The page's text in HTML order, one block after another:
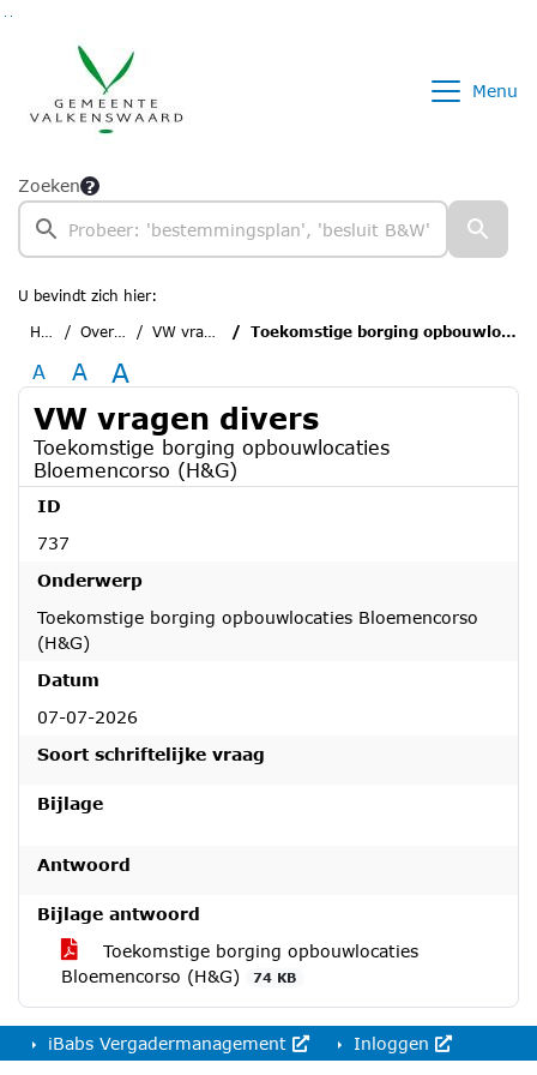
Menu
Zoeken
U bevindt zich hier:
Home
Overzichten VW vragen divers Toekomstige borging opbouwlocaties Bloemencorso (H&G)
A A A
VW vragen divers
Toekomstige borging opbouwlocaties
Bloemencorso (H&G)
ID
737
Onderwerp
Toekomstige borging opbouwlocaties Bloemencorso
(H&G)
Datum
07-07-2026
Soort schriftelijke vraag
Bijlage
Antwoord
Bijlage antwoord
Toekomstige borging opbouwlocaties
Bloemencorso (H&G)
74 KB
iBabs Vergadermanagement Inloggen